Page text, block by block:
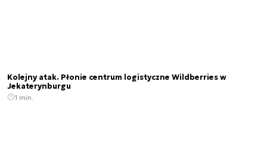
Kolejny atak. Płonie centrum logistyczne Wildberries w
Jekaterynburgu
1 min.